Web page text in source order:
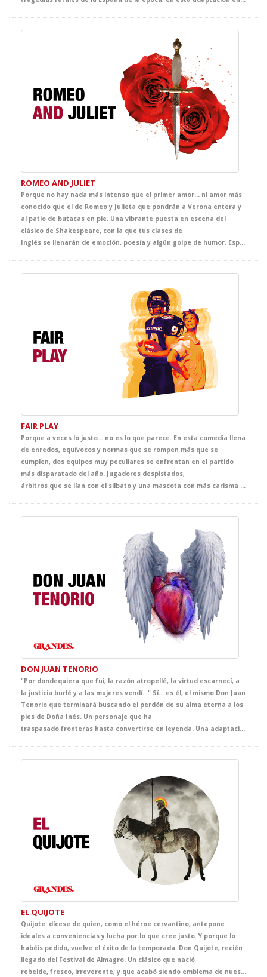
ROMEO AND JULIET
Porque no hay nada más intenso que el primer amor... ni amor más
conocido que el de Romeo y Julieta que pondrán a Verona entera y
al patio de butacas en pie. Una vibrante puesta en escena del
clásico de Shakespeare, con la que tus clases de
Inglés se llenarán de emoción, poesía y algún golpe de humor. Especialmente pensada para su nivel, esta historia de amor y familias enfrentadas hará que tus alumnos se enamoren del teatro.
FAIR PLAY
Porque a veces lo justo… no es lo que parece. En esta comedia llena
de enredos, equívocos y normas que se rompen más que se
cumplen, dos equipos muy peculiares se enfrentan en el partido
más disparatado del año. Jugadores despistados,
árbitros que se lían con el silbato y una mascota con más carisma que estrategia. Todo puede pasar cuando el juego empieza y las reglas… son opcionales. Un espectáculo para reír, moverse y aprender Inglés entre jugadas absurdas, ideas locas y goles imposibles. Totalmente adaptado a su nivel de inglés, el equipo más peculiar y disparatado de la high school te espera en el teatro. The ball's in your court now.
DON JUAN TENORIO
"Por dondequiera que fui, la razón atropellé, la virtud escarnecí, a
la justicia burlé y a las mujeres vendí…" Sí... es él, el mismo Don Juan
Tenorio que terminará buscando el perdón de su alma eterna a los
pies de Doña Inés. Un personaje que ha
traspasado fronteras hasta convertirse en leyenda. Una adaptación exquisita con una puesta en escena cautivadora, vibrante, contemporánea y muy visual para acercar a tus alumnos a la genialidad del verso de Zorrilla y vivir el Romanticismo y su símbolo. Joya imprescindible de nuestra mejor literatura, cuyo legado no puede faltar en tus clases de literatura. Sin duda, un imprescindible de nuestro ciclo de GRANDES.
EL QUIJOTE
Quijote: dícese de quien, como el héroe cervantino, antepone
ideales a conveniencias y lucha por lo que cree justo. Y porque lo
habéis pedido, vuelve el éxito de la temporada: Don Quijote, recién
llegado del Festival de Almagro. Un clásico que nació
rebelde, fresco, irreverente, y que acabó siendo emblema de nuestra literatura. Nadie como Cervantes supo ser ortodoxo y subversivo a la vez. Venid al teatro y haced que vuestros alumnos vivan —y no solo lean— las inmortales aventuras del caballero de la triste figura. Una puesta en escena rompedora, llena de valor, humor, idealismo… y literatura.